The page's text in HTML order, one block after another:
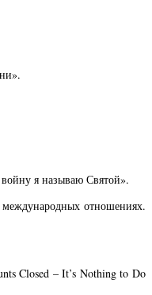
я называю Святой».
международных отношениях.
Closed – It’s Nothing to Do